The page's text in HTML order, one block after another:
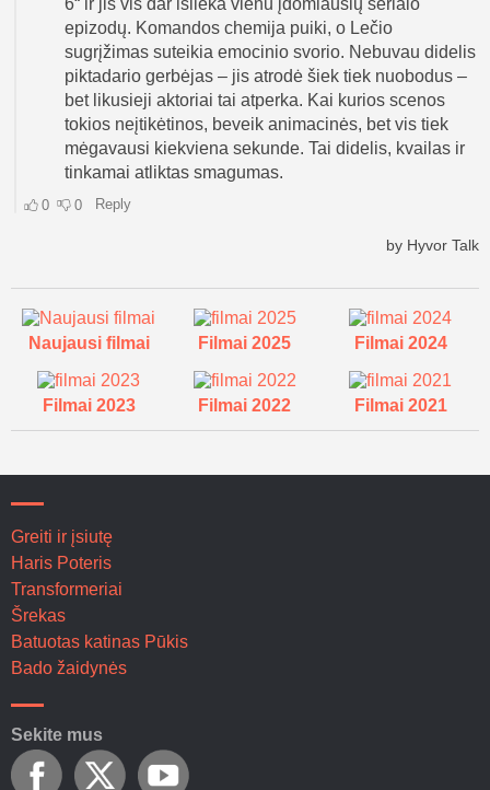
Naujausi filmai Filmai 2025 Filmai 2024
Filmai 2023 Filmai 2022 Filmai 2021
Greiti ir įsiutę
Haris Poteris
Transformeriai
Šrekas
Batuotas katinas Pūkis
Bado žaidynės
Sekite mus